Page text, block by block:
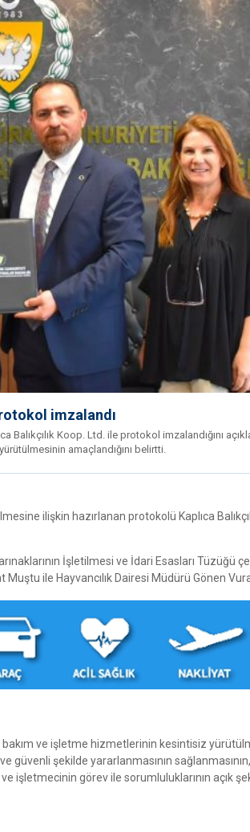
imzalandı
Balıkçılık Koop. Ltd. ile protokol imzalandığını
amaçlandığını belirtti.
ilişkin hazırlanan protokolü Kaplıca
İşletilmesi ve İdari Esasları Tüzüğü
ile Hayvancılık Dairesi Müdürü Gönen
bakım ve işletme hizmetlerinin kesintisiz
güvenli şekilde yararlanmasının
işletmecinin görev ile sorumluluklarının açık